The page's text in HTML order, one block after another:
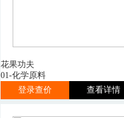
花果功夫
01-化学原料
登录查价
查看详情